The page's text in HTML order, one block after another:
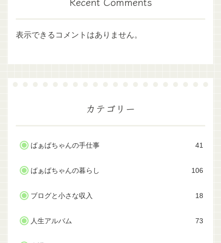
表示できるコメントはありません。
カテゴリー
ばぁばちゃんの手仕事 41
ばぁばちゃんの暮らし 106
ブログと小さな収入 18
人生アルバム 73